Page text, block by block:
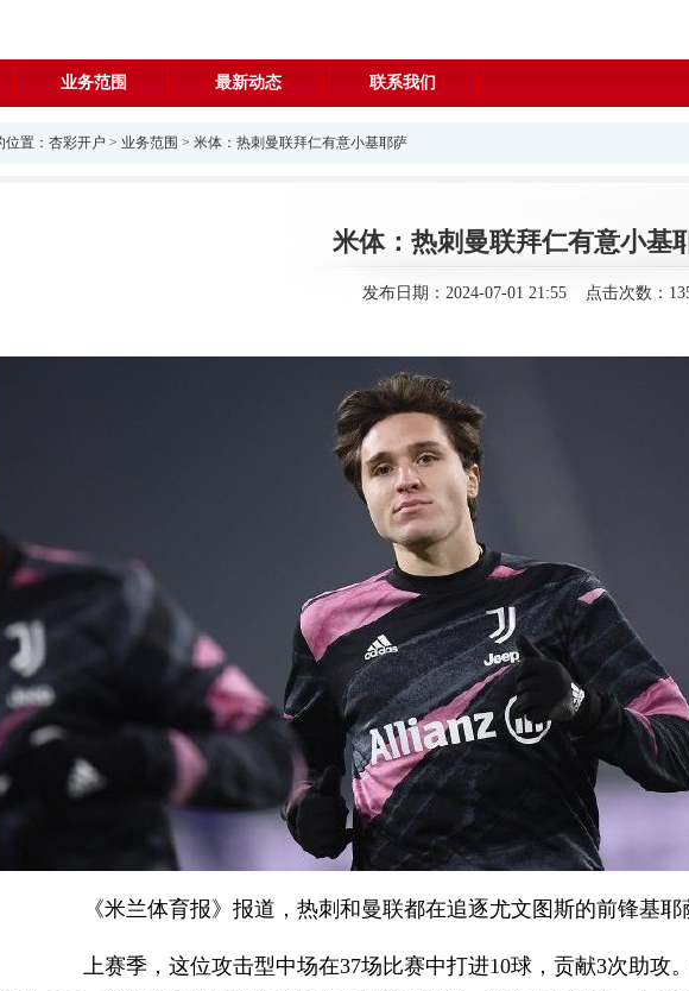
业务范围 最新动态 联系我们
位置： 杏彩开户 > 业务范围 > 米体：热刺曼联拜仁有意小基耶萨
米体：热刺曼联拜仁有意小基
发布日期：2024-07-01 21:55 点击次数：
《米兰体育报》报道，热刺和曼联都在追逐尤文图斯的前锋基耶
上赛季，这位攻击型中场在37场比赛中打进10球，贡献3次助攻